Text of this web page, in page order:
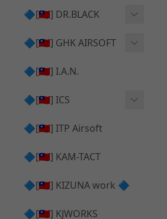
管
B＆T SPR300系列產品
HOP膠皮
T-5000
🔷[🇹🇼] DR.BLACK
Hi-capa 彈匣外觀
維護保養
Hi-capa 上半外觀
Hi-capa 內部升級
🔷[🇹🇼] GHK AIRSOFT
AR ⧸ M4 GBB 原廠零件
AKM V3 主體 ＆ 原廠零件
G5 原廠零件
G17 GEN.3 原廠零件
AR ⧸ M4 GBB 升級套件
🔷[🇹🇼] I.A.N.
🔷[🇹🇼] ICS
Hi-Capa 維修零件
ICS 成槍
🔷[🇹🇼] ITP Airsoft
🔷[🇹🇼] KAM-TACT
🔷[🇹🇼] KIZUNA work 🔷
🔷[🇹🇼] KJWORKS